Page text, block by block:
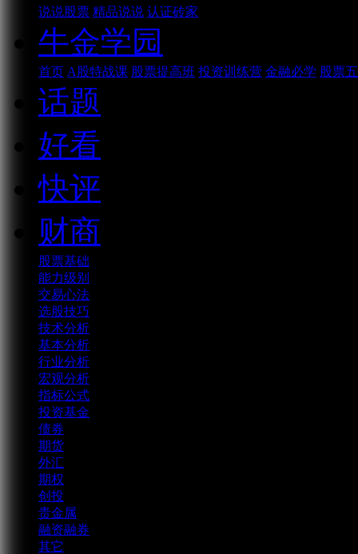
说说股票 精品说说 认证砖家
牛金学园
首页 A股特战课 股票提高班 投资训练营 金融必学 股票
话题
好看
快评
财商
股票基础
能力级别
交易心法
选股技巧
技术分析
基本分析
行业分析
宏观分析
指标公式
投资基金
债券
期货
外汇
期权
创投
贵金属
融资融券
其它